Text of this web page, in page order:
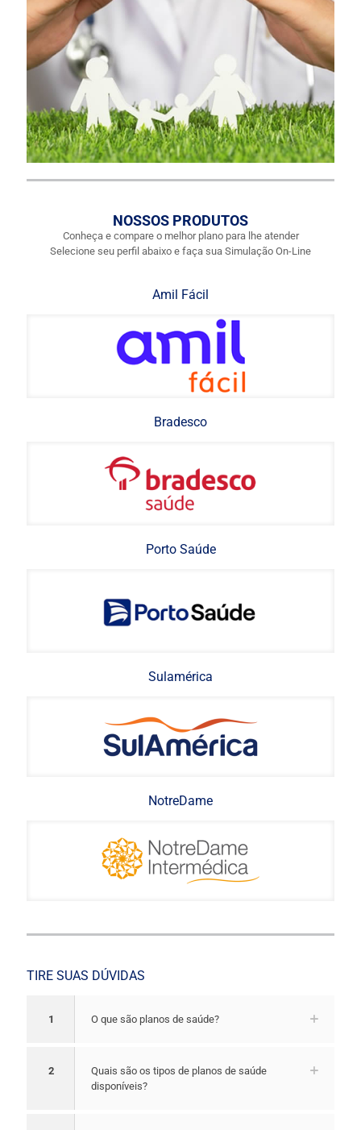
NOSSOS PRODUTOS
Conheça e compare o melhor plano para lhe atender
Selecione seu perfil abaixo e faça sua Simulação On-Line
Amil Fácil
Bradesco
Porto Saúde
Sulamérica
NotreDame
TIRE SUAS DÚVIDAS
1 O que são planos de saúde?
2
Quais são os tipos de planos de saúde
disponíveis?